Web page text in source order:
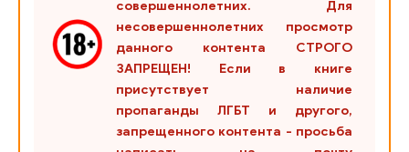
совершеннолетних. Для
несовершеннолетних просмотр
данного контента СТРОГО
ЗАПРЕЩЕН! Если в книге
присутствует наличие
пропаганды ЛГБТ и другого,
запрещенного контента - просьба